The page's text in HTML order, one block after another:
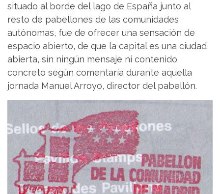
situado al borde del lago de España junto al
resto de pabellones de las comunidades
autónomas, fue de ofrecer una sensación de
espacio abierto, de que la capital es una ciudad
abierta, sin ningún mensaje ni contenido
concreto según comentaría durante aquella
jornada Manuel Arroyo, director del pabellón.